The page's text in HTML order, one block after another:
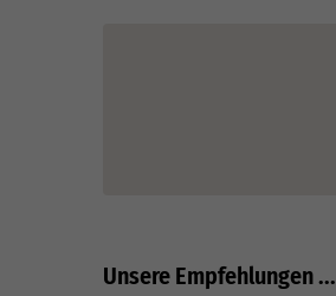
Unsere Empfehlungen ...